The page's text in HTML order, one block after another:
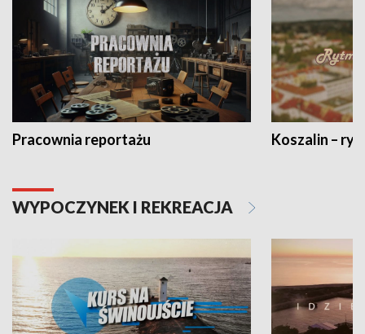
Pracownia reportażu Koszalin –
WYPOCZYNEK I REKREACJA